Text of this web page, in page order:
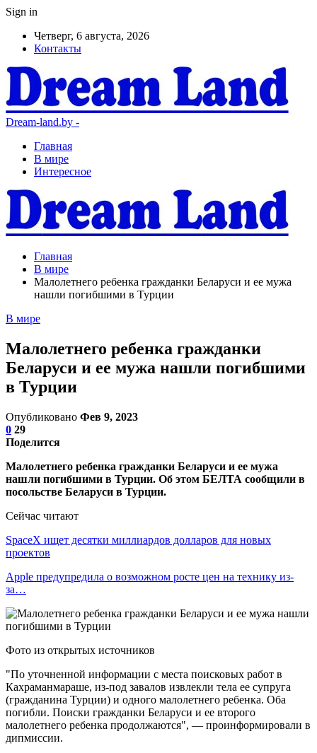
Sign in
Четверг, 6 августа, 2026
Контакты
Dream-land.by -
Главная
В мире
Интересное
Главная
В мире
Малолетнего ребенка гражданки Беларуси и ее мужа
нашли погибшими в Турции
В мире
Малолетнего ребенка гражданки
Беларуси и ее мужа нашли погибшими
в Турции
Опубликовано Фев 9, 2023
0 29
Поделится
Малолетнего ребенка гражданки Беларуси и ее мужа
нашли погибшими в Турции. Об этом БЕЛТА сообщили в
посольстве Беларуси в Турции.
Сейчас читают
SpaceX ищет десятки миллиардов долларов для новых
проектов
Apple предупредила о возможном росте цен на технику из-
за…
Фото из открытых источников
"По уточненной информации с места поисковых работ в
Кахраманмараше, из-под завалов извлекли тела ее супруга
(гражданина Турции) и одного малолетнего ребенка. Оба
погибли. Поиски гражданки Беларуси и ее второго
малолетнего ребенка продолжаются", — проинформировали в
дипмиссии.